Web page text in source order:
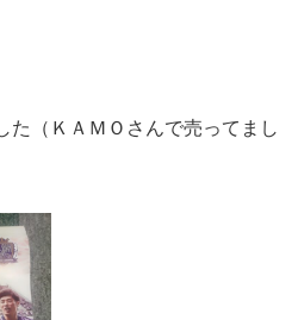
た（ＫＡＭＯさんで売ってまし